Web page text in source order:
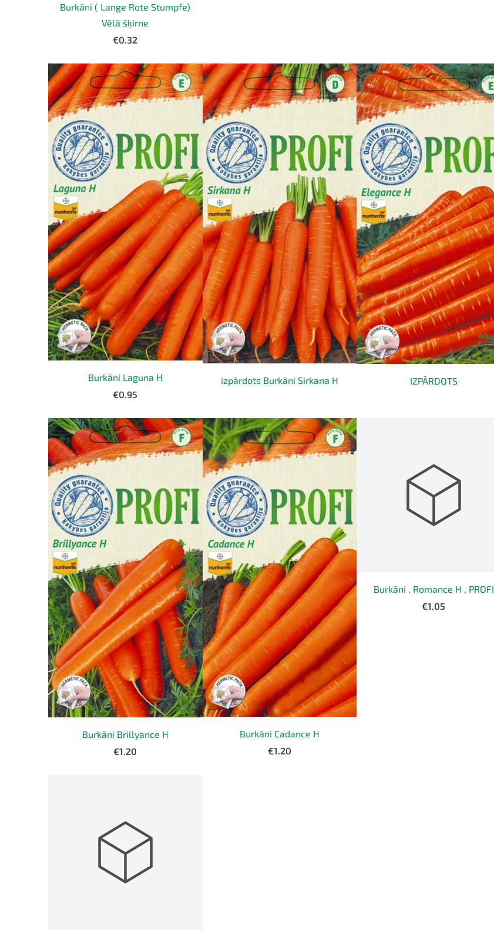
Burkāni ( Lange Rote Stumpfe)
Vēlā šķirne
€0.32
Burkāni Laguna H
€0.95
izpārdots Burkāni Sirkana H IZPĀRDOTS
Burkāni Brillyance H
€1.20
Burkāni Cadance H
€1.20
Burkāni , Romance H , PROFI
€1.05